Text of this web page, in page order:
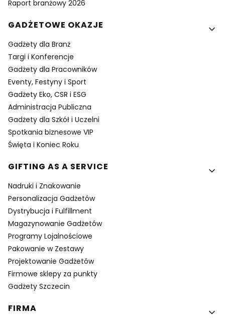
Raport branżowy 2026
GADŻETOWE OKAZJE
Gadżety dla Branż
Targi i Konferencje
Gadżety dla Pracowników
Eventy, Festyny i Sport
Gadżety Eko, CSR i ESG
Administracja Publiczna
Gadżety dla Szkół i Uczelni
Spotkania biznesowe VIP
Święta i Koniec Roku
GIFTING AS A SERVICE
Nadruki i Znakowanie
Personalizacja Gadżetów
Dystrybucja i Fulfillment
Magazynowanie Gadżetów
Programy Lojalnościowe
Pakowanie w Zestawy
Projektowanie Gadżetów
Firmowe sklepy za punkty
Gadżety Szczecin
FIRMA